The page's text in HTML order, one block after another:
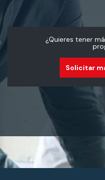
¿Quieres tener
Solicitar